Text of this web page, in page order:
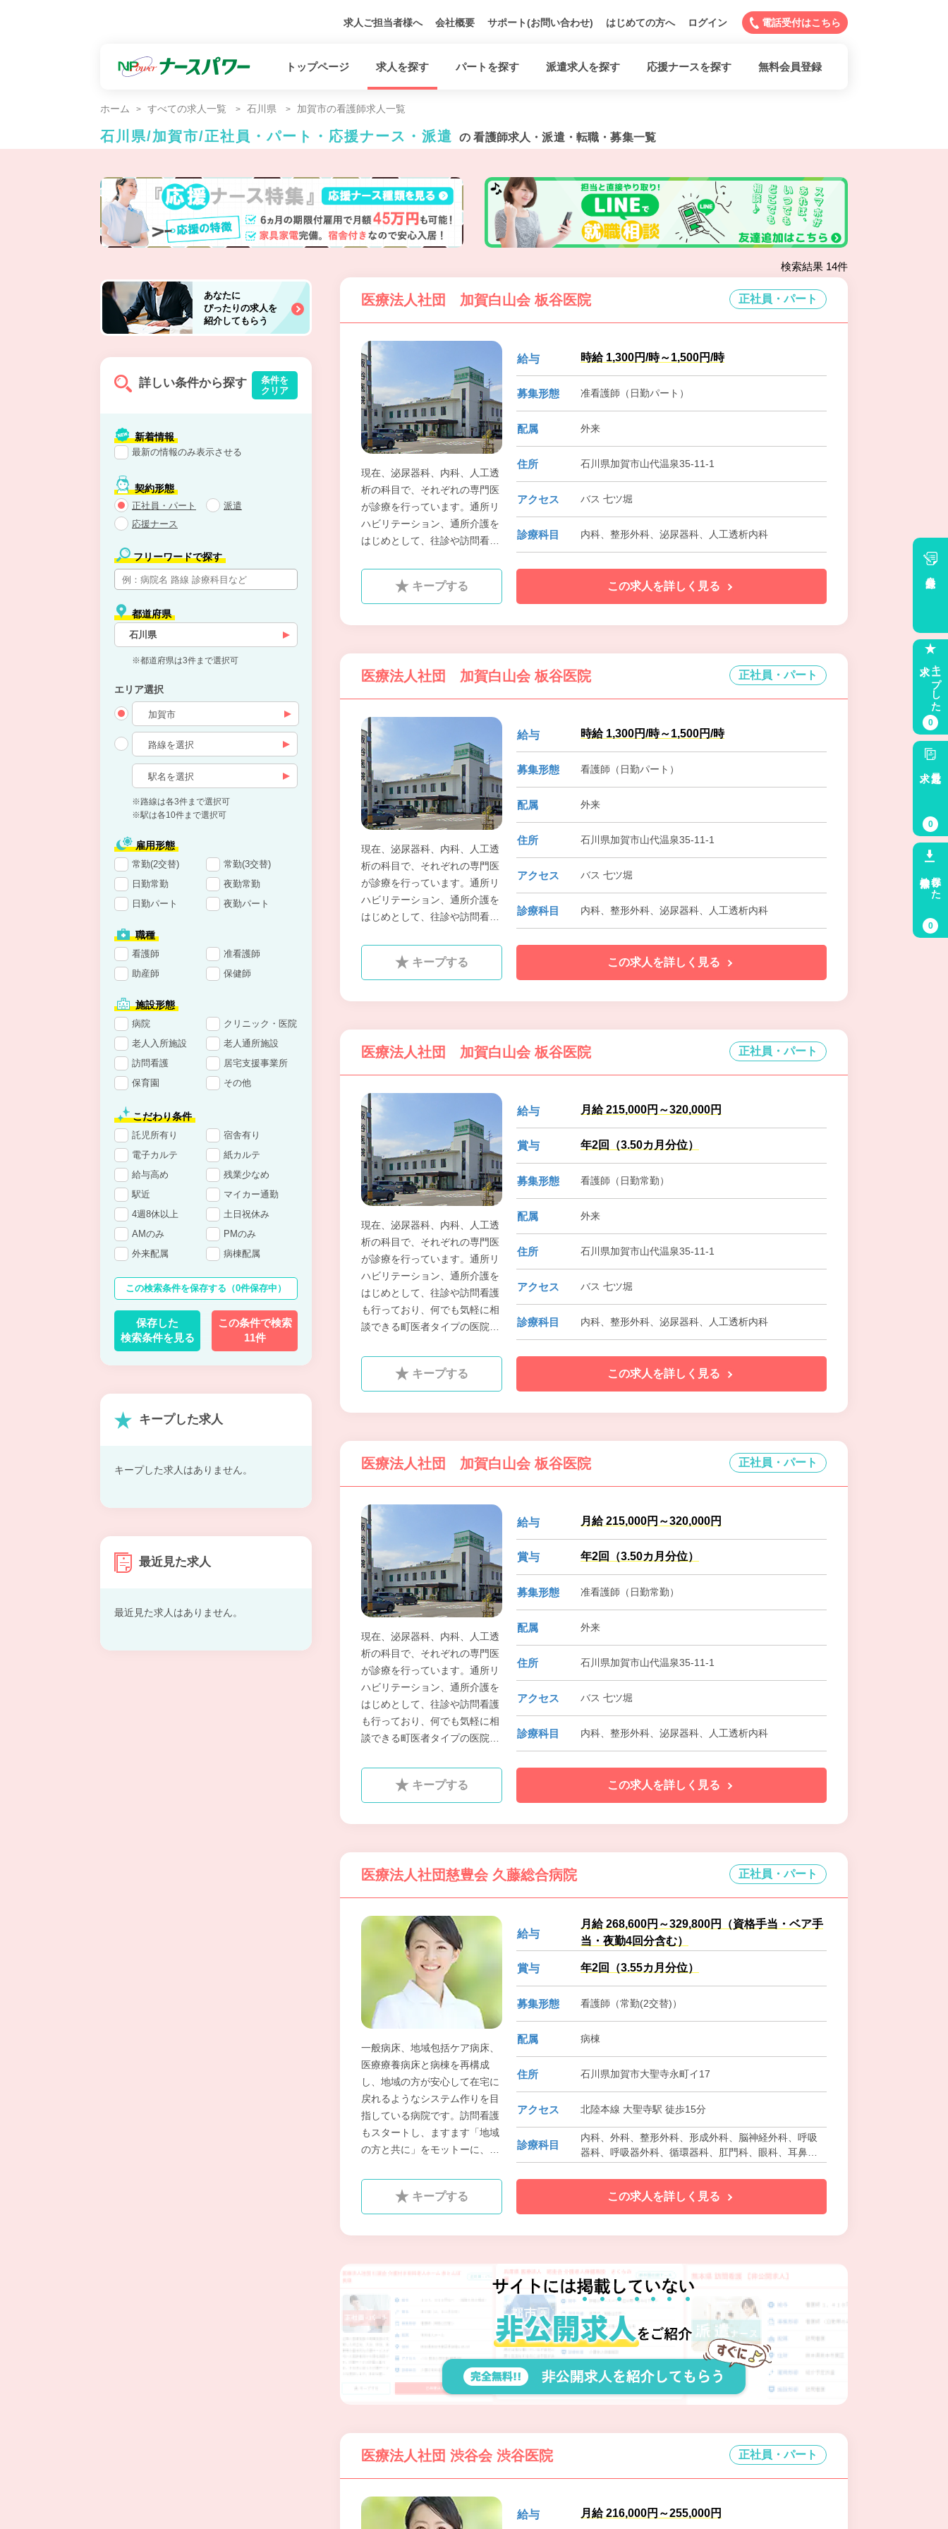
求人ご担当者様へ 会社概要 サポート(お問い合わせ) はじめての方へ ログイン 電話受付はこちら
トップページ 求人を探す パートを探す 派遣求人を探す 応援ナースを探す 無料会員登録
ホーム すべての求人一覧 石川県 加賀市の看護師求人一覧
石川県/加賀市/正社員・パート・応援ナース・派遣 の 看護師求人・派遣・転職・募集一覧
検索結果 14件
医療法人社団 加賀白山会 板谷医院 正社員・パート
現在、泌尿器科、内科、人工透
析の科目で、それぞれの専門医
が診療を行っています。通所リ
ハビリテーション、通所介護を
はじめとして、往診や訪問看護
談できる町医者タイプの医院を
目指しています。また、疾患、
連携も積極的に行っています。
給与 時給 1,300円/時～1,500円/時
募集形態 准看護師（日勤パート）
配属 外来
住所 石川県加賀市山代温泉35-11-1
アクセス バス 七ツ堀
診療科目 内科、整形外科、泌尿器科、人工透析内科
キープする この求人を詳しく見る
医療法人社団 加賀白山会 板谷医院 正社員・パート
現在、泌尿器科、内科、人工透
析の科目で、それぞれの専門医
が診療を行っています。通所リ
ハビリテーション、通所介護を
はじめとして、往診や訪問看護
談できる町医者タイプの医院を
目指しています。また、疾患、
連携も積極的に行っています。
給与 時給 1,300円/時～1,500円/時
募集形態 看護師（日勤パート）
配属 外来
住所 石川県加賀市山代温泉35-11-1
アクセス バス 七ツ堀
診療科目 内科、整形外科、泌尿器科、人工透析内科
キープする この求人を詳しく見る
医療法人社団 加賀白山会 板谷医院 正社員・パート
現在、泌尿器科、内科、人工透
析の科目で、それぞれの専門医
が診療を行っています。通所リ
ハビリテーション、通所介護を
はじめとして、往診や訪問看護
も行っており、何でも気軽に相
談できる町医者タイプの医院を
病態に応じて、病診連携、診診
連携も積極的に行っています。
給与 月給 215,000円～320,000円
賞与 年2回（3.50カ月分位）
募集形態 看護師（日勤常勤）
配属 外来
住所 石川県加賀市山代温泉35-11-1
アクセス バス 七ツ堀
診療科目 内科、整形外科、泌尿器科、人工透析内科
キープする この求人を詳しく見る
医療法人社団 加賀白山会 板谷医院 正社員・パート
現在、泌尿器科、内科、人工透
析の科目で、それぞれの専門医
が診療を行っています。通所リ
ハビリテーション、通所介護を
はじめとして、往診や訪問看護
も行っており、何でも気軽に相
談できる町医者タイプの医院を
病態に応じて、病診連携、診診
連携も積極的に行っています。
給与 月給 215,000円～320,000円
賞与 年2回（3.50カ月分位）
募集形態 准看護師（日勤常勤）
配属 外来
住所 石川県加賀市山代温泉35-11-1
アクセス バス 七ツ堀
診療科目 内科、整形外科、泌尿器科、人工透析内科
キープする この求人を詳しく見る
医療法人社団慈豊会 久藤総合病院 正社員・パート
一般病床、地域包括ケア病床、
医療療養病床と病棟を再構成
し、地域の方が安心して在宅に
戻れるようなシステム作りを目
指している病院です。訪問看護
もスタートし、ますます「地域
の方と共に」をモットーに、当
で、地域に貢献しています。
給与
月給 268,600円～329,800円（資格手当・ベア手
当・夜勤4回分含む）
賞与 年2回（3.55カ月分位）
募集形態 看護師（常勤(2交替)）
配属 病棟
住所 石川県加賀市大聖寺永町イ17
アクセス 北陸本線 大聖寺駅 徒歩15分
診療科目
内科、外科、整形外科、形成外科、脳神経外科、呼吸
器科、呼吸器外科、循環器科、肛門科、眼科、耳鼻咽
喉科、皮膚科、ﾘﾊﾋﾞﾘﾃｰｼｮﾝ科、リウマチ科、ｱﾚﾙｷﾞｰ
科、糖尿病内科、介護医療院
キープする この求人を詳しく見る
医療法人社団 渋谷会 渋谷医院 正社員・パート
給与 月給 216,000円～255,000円
あなたに
ぴったりの求人を
紹介してもらう
詳しい条件から探す
条件を
クリア
新着情報
最新の情報のみ表示させる
契約形態
正社員・パート
派遣
応援ナース
フリーワードで探す
都道府県
石川県
※都道府県は3件まで選択可
エリア選択
※路線は各3件まで選択可
※駅は各10件まで選択可
雇用形態
常勤(2交替)
常勤(3交替)
日勤常勤
夜勤常勤
日勤パート
夜勤パート
職種
看護師
准看護師
助産師
保健師
施設形態
病院
クリニック・医院
老人入所施設
老人通所施設
訪問看護
居宅支援事業所
保育園
その他
こだわり条件
託児所有り
宿舎有り
電子カルテ
紙カルテ
給与高め
残業少なめ
駅近
マイカー通勤
4週8休以上
土日祝休み
AMのみ
PMのみ
外来配属
病棟配属
この検索条件を保存する （0件保存中）
保存した
検索条件を見る
この条件で検索
11件
キープした求人
キープした求人はありません。
最近見た求人
最近見た求人はありません。
キープした
0
最近見た
0
保存した
0